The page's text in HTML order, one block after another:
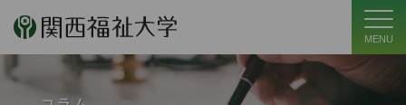
MENU